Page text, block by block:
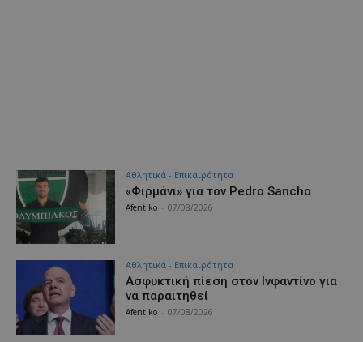
Αθλητικά - Επικαιρότητα
«Φιρμάνι» για τον Pedro Sancho
Afentiko 07/08/2026
Αθλητικά - Επικαιρότητα
Ασφυκτική πίεση στον Ινφαντίνο για
να παραιτηθεί
Afentiko 07/08/2026